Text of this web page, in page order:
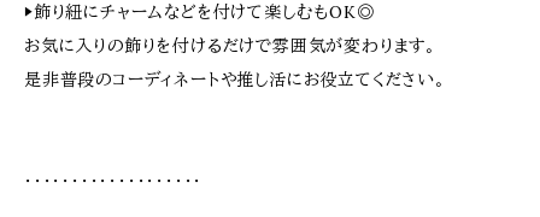
▶︎飾り紐にチャームなどを付けて楽しむもOK◎
お気に入りの飾りを付けるだけで雰囲気が変わります。
是非普段のコーディネートや推し活にお役立てください。
・・・・・・・・・・・・・・・・・・・